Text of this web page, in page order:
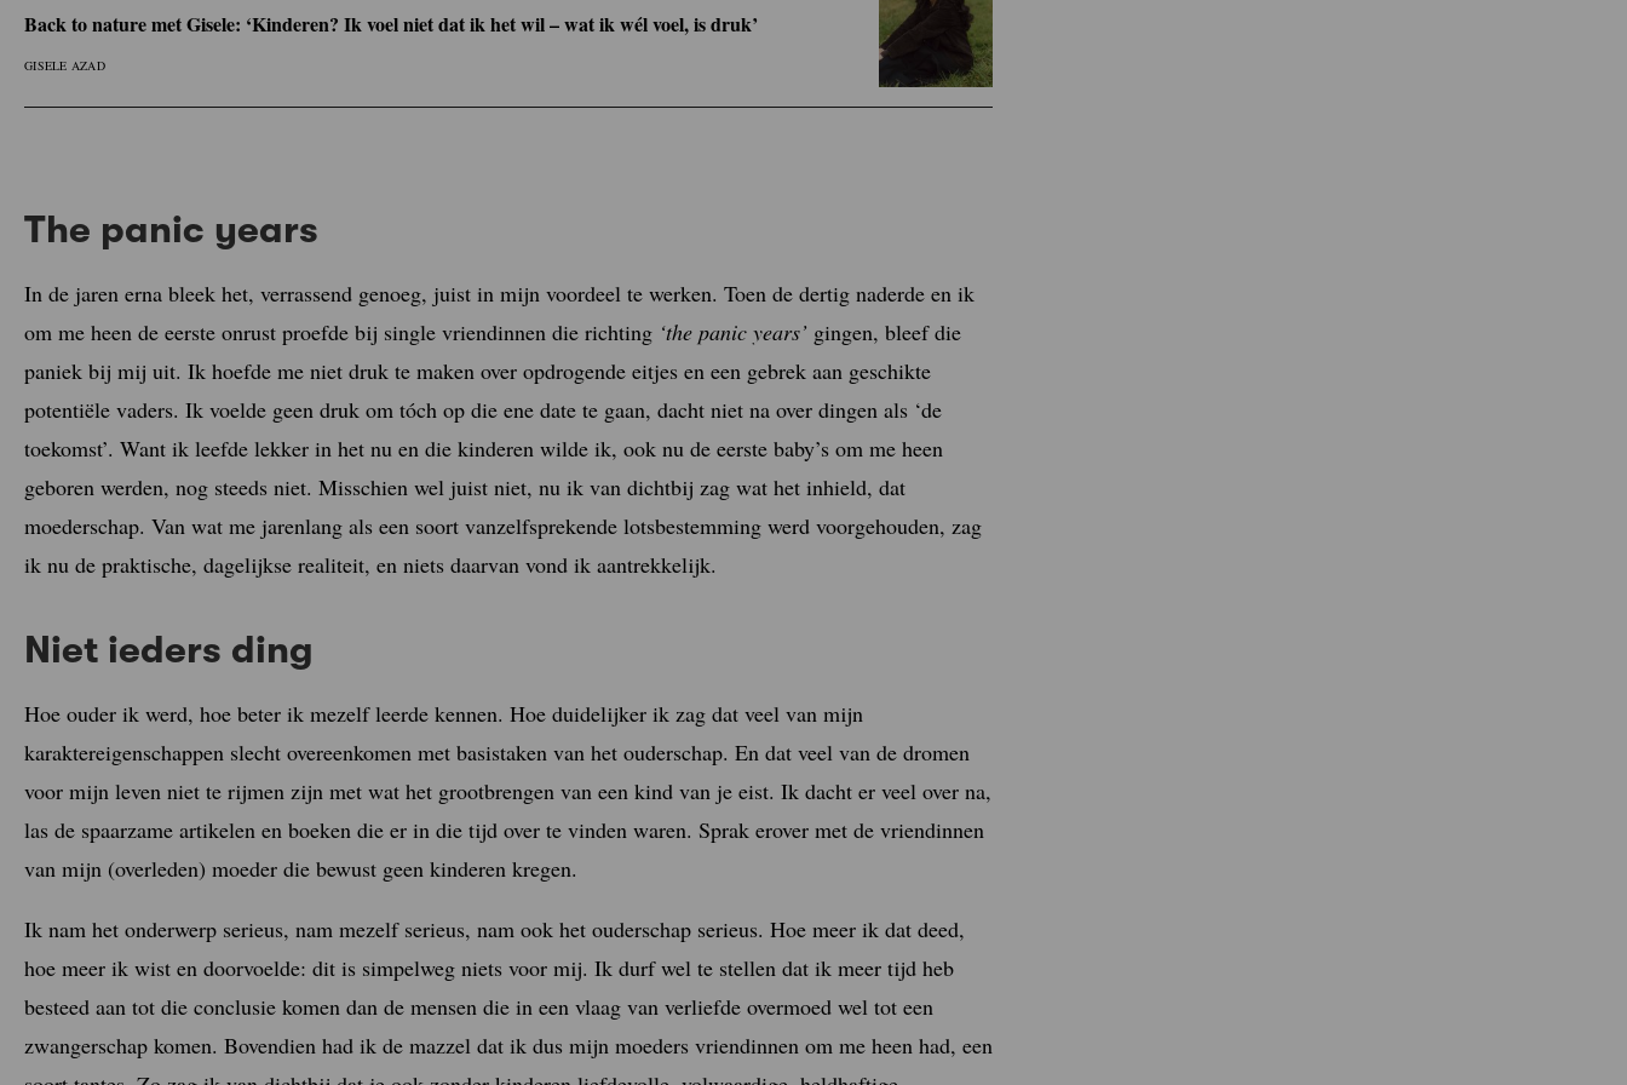
Back to nature met Gisele: ‘Kinderen? Ik voel niet dat ik het wil – wat ik wél voel, is druk’
GISELE AZAD
The panic years
In de jaren erna bleek het, verrassend genoeg, juist in mijn voordeel te werken. Toen de dertig naderde en ik
om me heen de eerste onrust proefde bij single vriendinnen die richting ‘the panic years’ gingen, bleef die
paniek bij mij uit. Ik hoefde me niet druk te maken over opdrogende eitjes en een gebrek aan geschikte
potentiële vaders. Ik voelde geen druk om tóch op die ene date te gaan, dacht niet na over dingen als ‘de
toekomst’. Want ik leefde lekker in het nu en die kinderen wilde ik, ook nu de eerste baby’s om me heen
geboren werden, nog steeds niet. Misschien wel juist niet, nu ik van dichtbij zag wat het inhield, dat
moederschap. Van wat me jarenlang als een soort vanzelfsprekende lotsbestemming werd voorgehouden, zag
ik nu de praktische, dagelijkse realiteit, en niets daarvan vond ik aantrekkelijk.
Niet ieders ding
Hoe ouder ik werd, hoe beter ik mezelf leerde kennen. Hoe duidelijker ik zag dat veel van mijn
karaktereigenschappen slecht overeenkomen met basistaken van het ouderschap. En dat veel van de dromen
voor mijn leven niet te rijmen zijn met wat het grootbrengen van een kind van je eist. Ik dacht er veel over na,
las de spaarzame artikelen en boeken die er in die tijd over te vinden waren. Sprak erover met de vriendinnen
van mijn (overleden) moeder die bewust geen kinderen kregen.
Ik nam het onderwerp serieus, nam mezelf serieus, nam ook het ouderschap serieus. Hoe meer ik dat deed,
hoe meer ik wist en doorvoelde: dit is simpelweg niets voor mij. Ik durf wel te stellen dat ik meer tijd heb
besteed aan tot die conclusie komen dan de mensen die in een vlaag van verliefde overmoed wel tot een
zwangerschap komen. Bovendien had ik de mazzel dat ik dus mijn moeders vriendinnen om me heen had, een